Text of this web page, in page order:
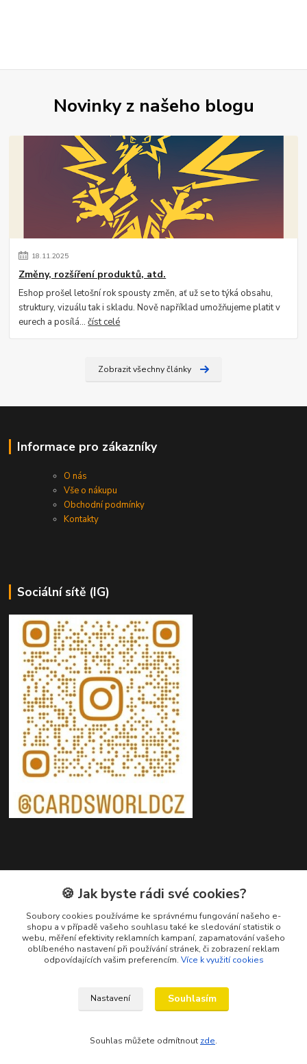
Novinky z našeho blogu
18.11.2025
Změny, rozšíření produktů, atd.
Eshop prošel letošní rok spousty změn, ať už se to týká obsahu,
struktury, vizuálu tak i skladu. Nově například umožňujeme platit v
eurech a posílá...číst celé
Zobrazit všechny články
Informace pro zákazníky
O nás
Vše o nákupu
Obchodní podmínky
Kontakty
Sociální sítě (IG)
Petr Ježík
+420 607 583 609
(Po-Pá, 8-16 hod.)
🍪 Jak byste rádi své cookies?
Soubory cookies používáme ke správnému fungování našeho e-
shopu a v případě vašeho souhlasu také ke sledování statistik o
webu, měření efektivity reklamních kampaní, zapamatování vašeho
oblíbeného nastavení při používání stránek, či zobrazení reklam
odpovídajících vašim preferencím. Více k využití cookies
Nastavení Souhlasím
Souhlas můžete odmítnout zde.